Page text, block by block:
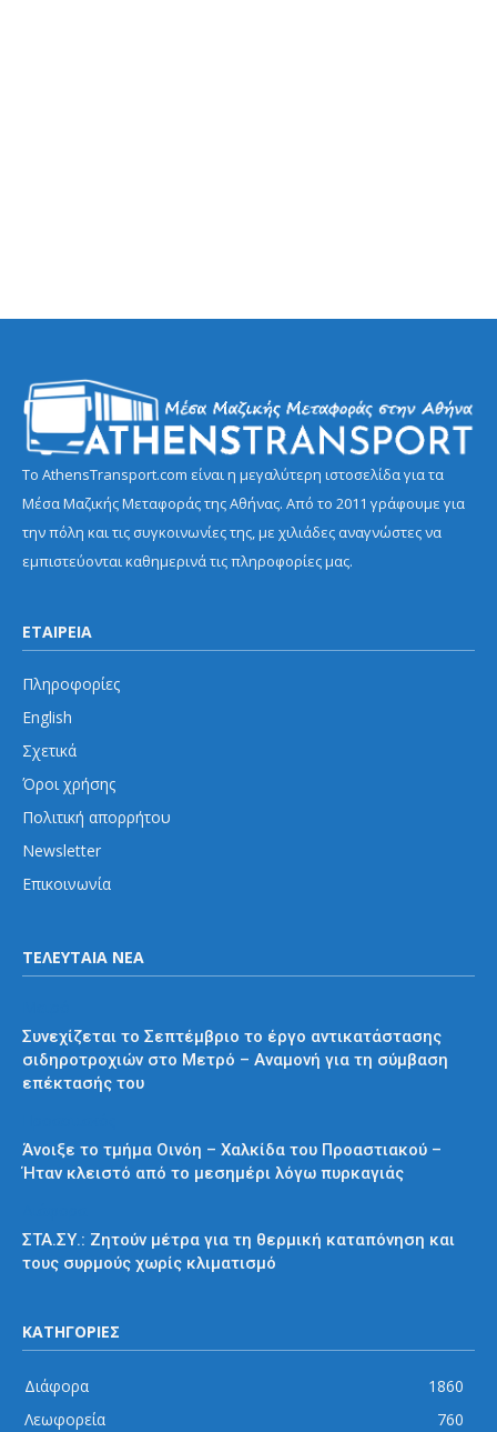
Το AthensTransport.com είναι η μεγαλύτερη ιστοσελίδα για τα
Μέσα Μαζικής Μεταφοράς της Αθήνας. Από το 2011 γράφουμε για
την πόλη και τις συγκοινωνίες της, με χιλιάδες αναγνώστες να
εμπιστεύονται καθημερινά τις πληροφορίες μας.
ΕΤΑΙΡΕΙΑ
Πληροφορίες
English
Σχετικά
Όροι χρήσης
Πολιτική απορρήτου
Newsletter
Επικοινωνία
ΤΕΛΕΥΤΑΙΑ ΝΕΑ
Συνεχίζεται το Σεπτέμβριο το έργο αντικατάστασης
σιδηροτροχιών στο Μετρό – Αναμονή για τη σύμβαση
επέκτασής του
Άνοιξε το τμήμα Οινόη – Χαλκίδα του Προαστιακού –
Ήταν κλειστό από το μεσημέρι λόγω πυρκαγιάς
ΣΤΑ.ΣΥ.: Ζητούν μέτρα για τη θερμική καταπόνηση και
τους συρμούς χωρίς κλιματισμό
ΚΑΤΗΓΟΡΙΕΣ
Διάφορα
1860
Λεωφορεία
760